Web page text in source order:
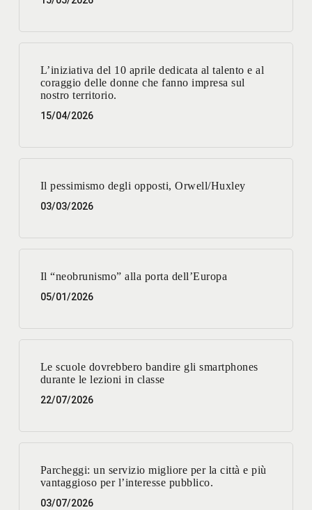
L’iniziativa del 10 aprile dedicata al talento e al
coraggio delle donne che fanno impresa sul
nostro territorio.
15/04/2026
Il pessimismo degli opposti, Orwell/Huxley
03/03/2026
Il “neobrunismo” alla porta dell’Europa
05/01/2026
Le scuole dovrebbero bandire gli smartphones
durante le lezioni in classe
22/07/2026
Parcheggi: un servizio migliore per la città e più
vantaggioso per l’interesse pubblico.
03/07/2026